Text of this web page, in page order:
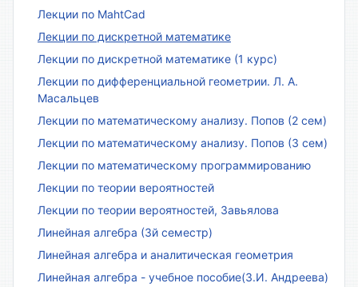
Лекции по MahtCad
Лекции по дискретной математике
Лекции по дискретной математике (1 курс)
Лекции по дифференциальной геометрии. Л. А.
Масальцев
Лекции по математическому анализу. Попов (2 сем)
Лекции по математическому анализу. Попов (3 сем)
Лекции по математическому программированию
Лекции по теории вероятностей
Лекции по теории вероятностей, Завьялова
Линейная алгебра (3й семестр)
Линейная алгебра и аналитическая геометрия
Линейная алгебра - учебное пособие(З.И. Андреева)